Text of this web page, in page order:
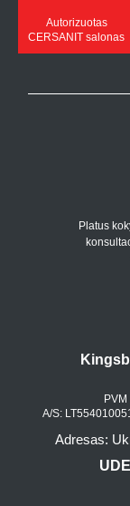
Autorizuotas
CERSANIT salonas
Platus
A/S:
Adresas: